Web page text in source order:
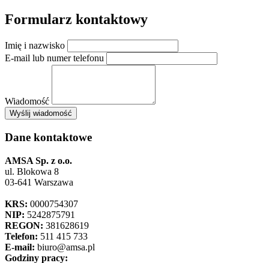
Formularz kontaktowy
Imię i nazwisko
E-mail lub numer telefonu
Wiadomość
Wyślij wiadomośćAMSA Sp. z o.o. - ul. Blokowa 8, Warszawa
+
−
Dane kontaktowe
AMSA Sp. z o.o.
ul. Blokowa 8
03-641 Warszawa
KRS: 0000754307
NIP: 5242875791
REGON: 381628619
Telefon: 511 415 733
E-mail: biuro@amsa.pl
Godziny pracy: